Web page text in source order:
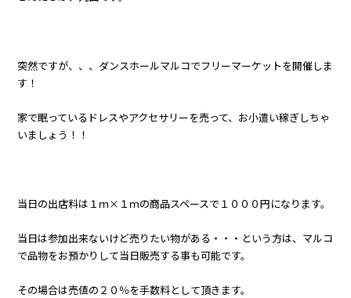
突然ですが、、、ダンスホールマルコでフリーマーケットを開催しま
す！
家で眠っているドレスやアクセサリーを売って、お小遣い稼ぎしちゃ
いましょう！！
当日の出店料は１ｍ×１ｍの商品スペースで１０００円になります。
当日は参加出来ないけど売りたい物がある・・・という方は、マルコ
で品物をお預かりして当日販売する事も可能です。
その場合は売値の２０％を手数料として頂きます。